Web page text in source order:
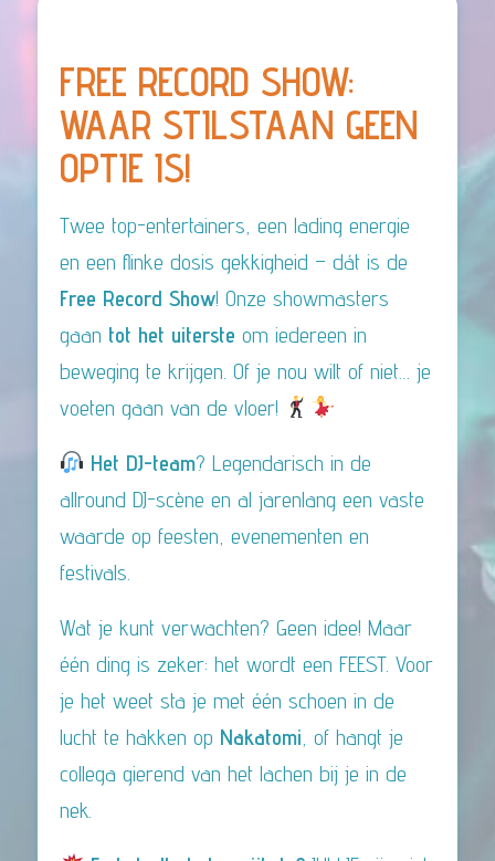
FREE RECORD SHOW:
WAAR STILSTAAN GEEN
OPTIE IS!
Twee top-entertainers, een lading energie
en een flinke dosis gekkigheid – dát is de
Free Record Show! Onze showmasters
gaan tot het uiterste om iedereen in
beweging te krijgen. Of je nou wilt of niet… je
voeten gaan van de vloer!
Het DJ-team? Legendarisch in de
allround DJ-scène en al jarenlang een vaste
waarde op feesten, evenementen en
festivals.
Wat je kunt verwachten? Geen idee! Maar
één ding is zeker: het wordt een FEEST. Voor
je het weet sta je met één schoen in de
lucht te hakken op Nakatomi , of hangt je
collega gierend van het lachen bij je in de
nek.